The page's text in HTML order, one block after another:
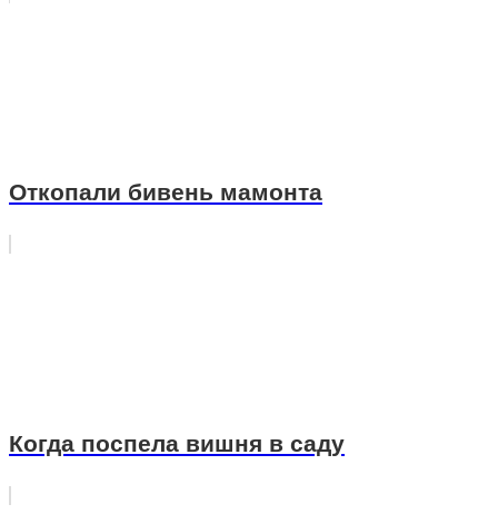
Откопали бивень мамонта
Когда поспела вишня в саду